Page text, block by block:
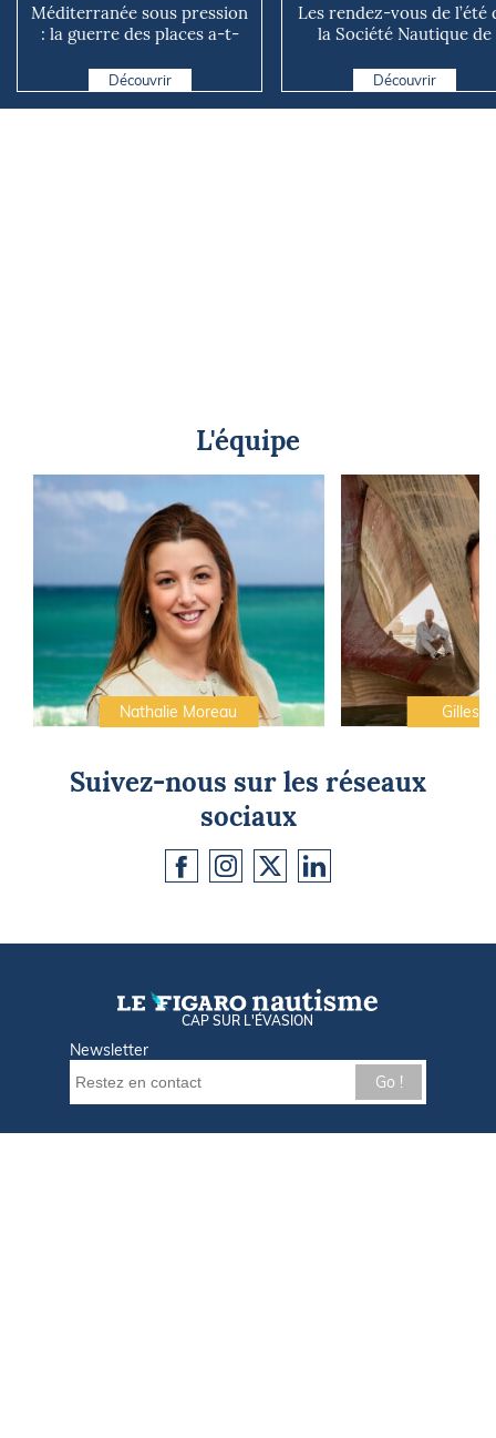
Méditerranée sous pression
: la guerre des places a-t-
Découvrir
Les rendez-vous de l’été
la Société Nautique de
Découvrir
L'équipe
Nathalie Moreau Gilles
Suivez-nous sur les réseaux
sociaux
CAP SUR L'ÉVASION
Newsletter
Go !